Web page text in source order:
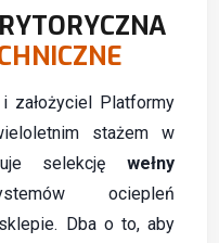
założyciel Platformy
stażem w
selekcję wełny
ociepleń
Dba o to, aby